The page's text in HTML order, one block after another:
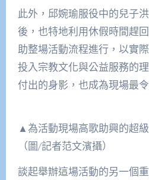
此外，邱婉瑜服役中的兒子
後，也特地利用休假時間趕
助整場活動流程進行，以實
投入宗教文化與公益服務的
付出的身影，也成為現場最
▲為活動現場高歌助興的超
（圖/記者范文濱攝）
談起舉辦這場活動的另一個